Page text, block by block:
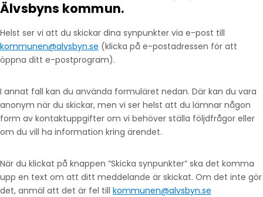
Älvsbyns kommun.
Helst ser vi att du skickar dina synpunkter via e-post till
kommunen@alvsbyn.se (klicka på e-postadressen för att
öppna ditt e-postprogram).
I annat fall kan du använda formuläret nedan. Där kan du vara
anonym när du skickar, men vi ser helst att du lämnar någon
form av kontaktuppgifter om vi behöver ställa följdfrågor eller
om du vill ha information kring ärendet.
När du klickat på knappen ”Skicka synpunkter” ska det komma
upp en text om att ditt meddelande är skickat. Om det inte gör
det, anmäl att det är fel till kommunen@alvsbyn.se